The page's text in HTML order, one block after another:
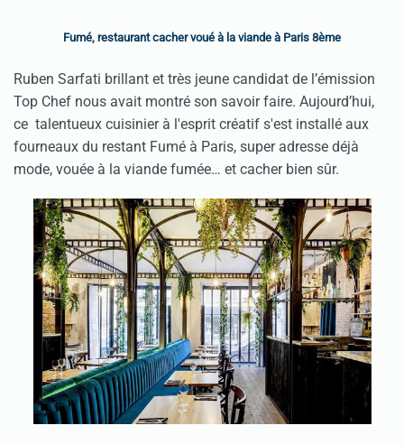
Fumé, restaurant cacher voué à la viande à Paris 8ème
Ruben Sarfati brillant et très jeune candidat de l’émission
Top Chef nous avait montré son savoir faire. Aujourd’hui,
ce talentueux cuisinier à l'esprit créatif s'est installé aux
fourneaux du restant Fumé à Paris, super adresse déjà
mode, vouée à la viande fumée… et cacher bien sûr.